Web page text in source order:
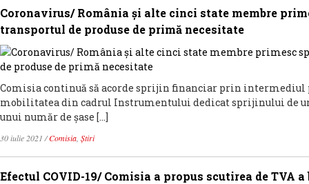
Coronavirus/ România și alte cinci state membre
transportul de produse de primă necesitate
Comisia continuă să acorde sprijin financiar prin
mobilitatea din cadrul Instrumentului dedicat sprijinului de
unui număr de șase […]
30 iulie 2021 /Comisia Știri
Efectul COVID-19/ Comisia a propus scutirea de TVA